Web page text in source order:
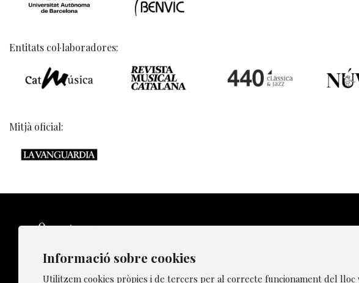
Entitats col·laboradores:
Mitjà oficial:
Informació sobre cookies
Utilitzem cookies pròpies i de tercers per al correcte funcionament del